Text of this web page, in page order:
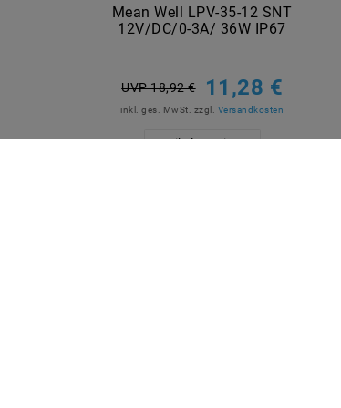
Mean Well LPV-35-12 SNT
12V/DC/0-3A/ 36W IP67
UVP 18,92 € 11,28 €
inkl. ges. MwSt. zzgl. Versandkosten
Artikel anzeigen